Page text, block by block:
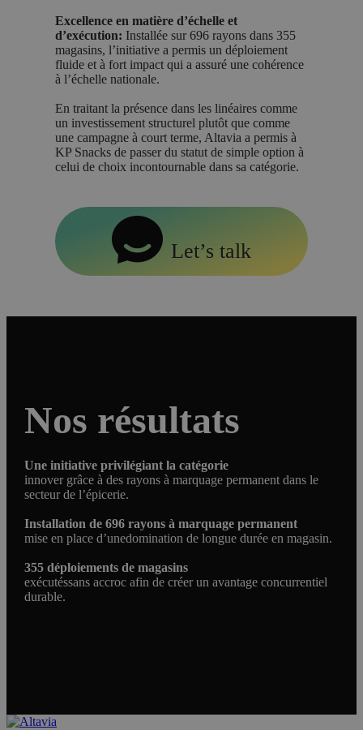
Excellence en matière d’échelle et
d’exécution: Installée sur 696 rayons dans 355
magasins, l’initiative a permis un déploiement
fluide et à fort impact qui a assuré une cohérence
à l’échelle nationale.
En traitant la présence dans les linéaires comme
un investissement structurel plutôt que comme
une campagne à court terme, Altavia a permis à
KP Snacks de passer du statut de simple option à
celui de choix incontournable dans sa catégorie.
Let’s talk
Nos résultats
Une initiative privilégiant la catégorie
innover grâce à des rayons à marquage permanent dans le
secteur de l’épicerie.
Installation de 696 rayons à marquage permanent
mise en place d’unedomination de longue durée en magasin.
355 déploiements de magasins
exécutéssans accroc afin de créer un avantage concurrentiel
durable.